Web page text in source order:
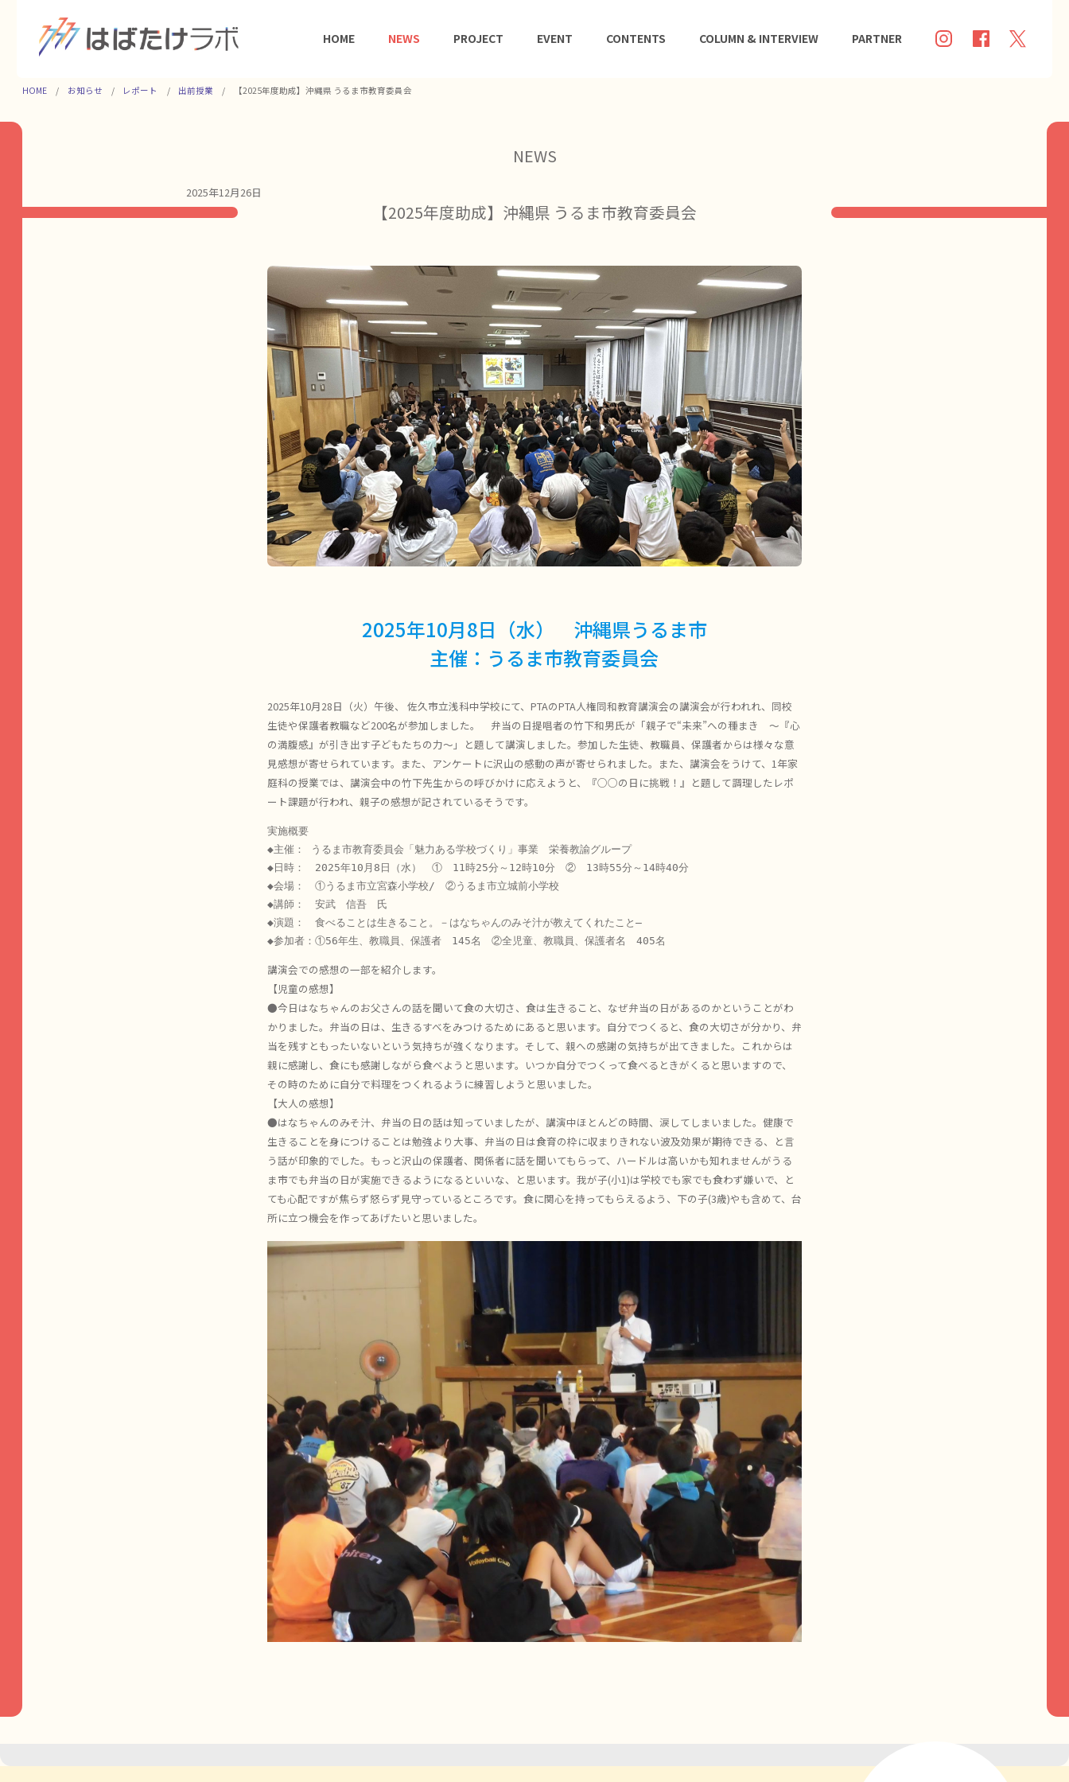
HOME NEWS PROJECT EVENT CONTENTS COLUMN & INTERVIEW PARTNER
HOME お知らせ レポート 出前授業 【2025年度助成】沖縄県 うるま市教育委員会
NEWS
2025年12月26日
【2025年度助成】沖縄県 うるま市教育委員会
2025年10月8日（水） 沖縄県うるま市
主催：うるま市教育委員会
2025年10月28日（火）午後、 佐久市立浅科中学校にて、PTAのPTA人権同和教育講演会の講演会が行われれ、同校
生徒や保護者教職など200名が参加しました。 弁当の日提唱者の竹下和男氏が「親子で“未来”への種まき ～『心
の満腹感』が引き出す子どもたちの力～」と題して講演しました。参加した生徒、教職員、保護者からは様々な意
見感想が寄せられています。また、アンケートに沢山の感動の声が寄せられました。また、講演会をうけて、1年家
庭科の授業では、講演会中の竹下先生からの呼びかけに応えようと、『○○の日に挑戦！』と題して調理したレポ
ート課題が行われ、親子の感想が記されているそうです。
実施概要
◆主催： うるま市教育委員会「魅力ある学校づくり」事業　栄養教諭グループ
◆日時：　2025年10月8日（水）　①　11時25分～12時10分　②　13時55分～14時40分
◆会場：　①うるま市立宮森小学校/　②うるま市立城前小学校
◆講師：　安武　信吾　氏
◆演題：　食べることは生きること。－はなちゃんのみそ汁が教えてくれたこと―
◆参加者：①56年生、教職員、保護者　145名　②全児童、教職員、保護者名　405名
講演会での感想の一部を紹介します。
【児童の感想】
●今日はなちゃんのお父さんの話を聞いて食の大切さ、食は生きること、なぜ弁当の日があるのかということがわ
かりました。弁当の日は、生きるすべをみつけるためにあると思います。自分でつくると、食の大切さが分かり、弁
当を残すともったいないという気持ちが強くなります。そして、親への感謝の気持ちが出てきました。これからは
親に感謝し、食にも感謝しながら食べようと思います。いつか自分でつくって食べるときがくると思いますので、
その時のために自分で料理をつくれるように練習しようと思いました。
【大人の感想】
●はなちゃんのみそ汁、弁当の日の話は知っていましたが、講演中ほとんどの時間、涙してしまいました。健康で
生きることを身につけることは勉強より大事、弁当の日は食育の枠に収まりきれない波及効果が期待できる、と言
う話が印象的でした。もっと沢山の保護者、関係者に話を聞いてもらって、ハードルは高いかも知れませんがうる
ま市でも弁当の日が実施できるようになるといいな、と思います。我が子(小1)は学校でも家でも食わず嫌いで、と
ても心配ですが焦らず怒らず見守っているところです。食に関心を持ってもらえるよう、下の子(3歳)やも含めて、台
所に立つ機会を作ってあげたいと思いました。